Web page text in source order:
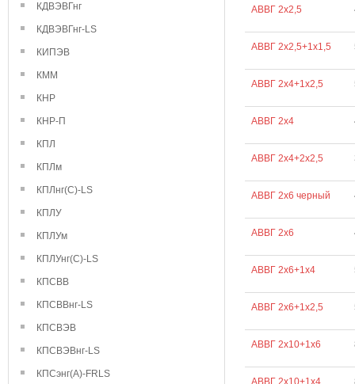
КДВЭВГнг
КДВЭВГнг-LS
КИПЭВ
КММ
КНР
КНР-П
КПЛ
КПЛм
КПЛнг(С)-LS
КПЛУ
КПЛУм
КПЛУнг(С)-LS
КПСВВ
КПСВВнг-LS
КПСВЭВ
КПСВЭВнг-LS
КПСэнг(А)-FRLS
АВВГ 2х2,5
АВВГ 2х2,5+1х1,5
АВВГ 2х4+1х2,5
АВВГ 2х4
АВВГ 2х4+2х2,5
АВВГ 2х6 черный
АВВГ 2х6
АВВГ 2х6+1х4
АВВГ 2х6+1х2,5
АВВГ 2х10+1х6
АВВГ 2х10+1х4